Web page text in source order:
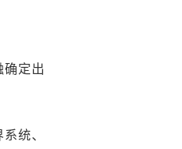
确定出
统、